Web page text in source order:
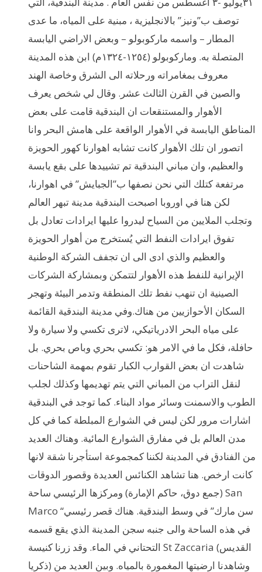
توصف ب”ونيز” بالانجليزية ، مبنية على المياه، ما عدى
المطار – واسمه ماركوبولو – وبعض الاراضي اليابسة
المتصلة به. وماركوبولو (١٢٥٤-١٣٢٤م) ابن هذه المدينة
معروف بمغامراته ورحلاته الى الشرق وخاصة الهند
والصين في القرن الثالث عشر. وقال لي شخص يعرف
الأهوار والمستنقعات ان البندقية قامت على بعض
المناطق اليابسة في الأهوار الواقعة على هامش البحر وانا
اتصور ان تلك الأهوار كانت تشابه اهوارنا كهور الحويزة
والعظيم، وان مباني البندقية تم تشييدها على بقع يابسة
مرتفعة كتلك التي نحن نصفها ب”الجبايش” في اهوارنا،
لكن هنا في اوروبا اصبحت البندقية مدينة تبهر العالم
وتجلب الملايين من السياح ليدروا عليها ايرادات تعادل بل
تفوق ايرادات النفط التي يُستخرج من أهوار الحويزة
والعظيم والذي ادى الى ان تجفف الشركة الوطنية
الإيرانية للنفط هذه الأهوار لتتمكن وبمشاركة الشركات
الصينية ان تنهب نفط تلك المنطقة وتدمر البيئة وتهجر
السكان الأحوازيين من هناك.وفي مدينة البندقية القائمة
على مياه البحر الادرياتيكي، لاترى تكسي ولا سيارة ولا
حافلة، فكل ما في الامر هو: تكسي بحري وباص بحري. بل
شاهدت ان بعض القوارب الكبار تقوم بمهمة الشاحنات
لنقل التراب من المباني التي يتم تهديمها وكذلك لجلب
الطوب والاسمنت وسائر مواد البناء. كما توجد في البندقية
اشارات مرور لكن ليس في الشوارع المبلطة كما في كل
مدن العالم بل في مفارق الشوارع المائية. وهناك العديد
من الفنادق في المدينة لكننا كمجموعة استأجرنا شقة لانها
كانت ارخص. هنا تشاهد الكنائس العديدة وقصور الدوقات
(جمع دوق، حاكم الإمارة) ومركزها الرئيسي ساحة San
Marco “سن مارك” في وسط البندقية. هناك قصر رئيسي
في هذه الساحة والى جنبه سجن المدينة الذي يقع قسمه
التحتاني في الماء. وقد زرنا كنيسة St Zaccaria (القديس
ذكريا) وشاهدنا ارضيتها المغمورة بالمياه. وبين العديد من